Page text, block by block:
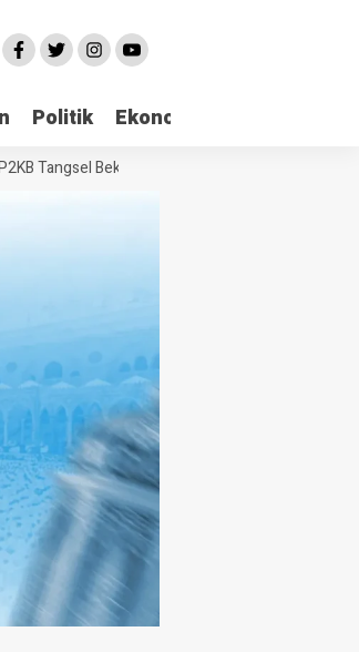
Politik Ekonomi
Bekali Masyarakat Manajemen Stres dan